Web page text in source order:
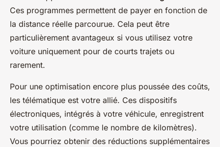
Ces programmes permettent de payer en fonction de
la distance réelle parcourue. Cela peut être
particulièrement avantageux si vous utilisez votre
voiture uniquement pour de courts trajets ou
rarement.
Pour une optimisation encore plus poussée des coûts,
les télématique est votre allié. Ces dispositifs
électroniques, intégrés à votre véhicule, enregistrent
votre utilisation (comme le nombre de kilomètres).
Vous pourriez obtenir des réductions supplémentaires